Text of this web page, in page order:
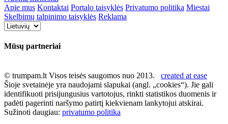
Apie mus Kontaktai Portalo taisyklės Privatumo politika Miestai
Skelbimų talpinimo taisyklės Reklama
Mūsų partneriai
© trumpam.lt Visos teisės saugomos nuo 2013. created at ease
Šioje svetainėje yra naudojami slapukai (angl. „cookies“). Jie gali
identifikuoti prisijungusius vartotojus, rinkti statistikos duomenis ir
padėti pagerinti naršymo patirtį kiekvienam lankytojui atskirai.
Sužinoti daugiau: privatumo politika